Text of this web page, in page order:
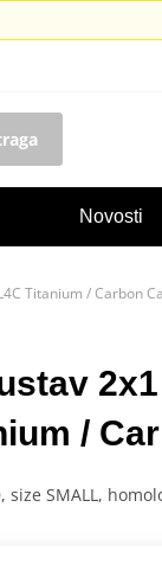
Novosti
Titanium / Carbon
2x1
/
size SMALL,